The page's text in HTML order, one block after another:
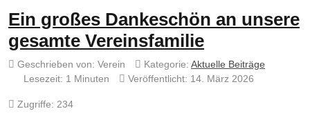
Ein großes Dankeschön an unsere
gesamte Vereinsfamilie
Geschrieben von: Verein Kategorie: Aktuelle Beiträge
Lesezeit: 1 Minuten
Veröffentlicht: 14. März 2026
Zugriffe: 234